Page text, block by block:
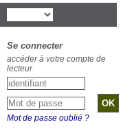
Se connecter
accéder à votre compte de
lecteur
Mot de passe oublié ?